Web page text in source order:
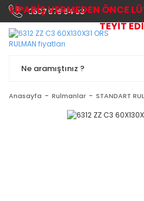
0507 576 64 03
Anasayfa Rulmanlar STANDART
SİPARİŞ VERMEDEN ÖNCE
TEYİT